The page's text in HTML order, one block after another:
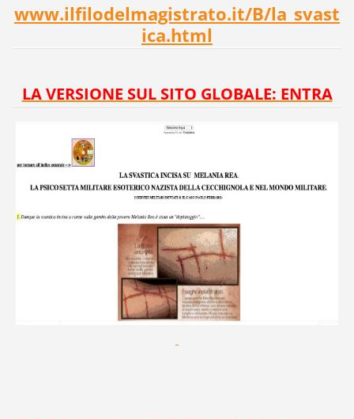
www.ilfilodelmagistrato.it/B/la_svast
ica.html
LA VERSIONE SUL SITO GLOBALE: ENTRA